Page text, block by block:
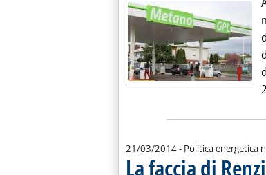
21/03/2014- Politica energetica
La faccia di